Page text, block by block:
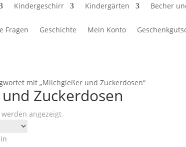
Kindergeschirr Kindergärten Becher
Fragen Geschichte Mein Konto
mit „Milchgießer und Zuckerdosen“
Zuckerdosen
werden angezeigt